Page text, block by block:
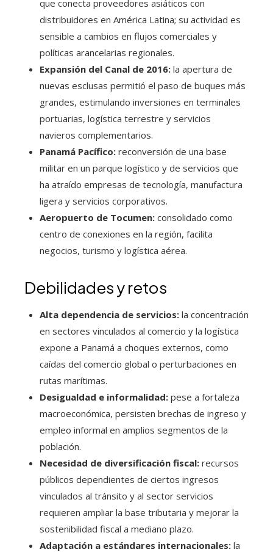
que conecta proveedores asiáticos con
distribuidores en América Latina; su actividad es
sensible a cambios en flujos comerciales y
políticas arancelarias regionales.
Expansión del Canal de 2016: la apertura de
nuevas esclusas permitió el paso de buques más
grandes, estimulando inversiones en terminales
portuarias, logística terrestre y servicios
navieros complementarios.
Panamá Pacífico: reconversión de una base
militar en un parque logístico y de servicios que
ha atraído empresas de tecnología, manufactura
ligera y servicios corporativos.
Aeropuerto de Tocumen: consolidado como
centro de conexiones en la región, facilita
negocios, turismo y logística aérea.
Debilidades y retos
Alta dependencia de servicios: la concentración
en sectores vinculados al comercio y la logística
expone a Panamá a choques externos, como
caídas del comercio global o perturbaciones en
rutas marítimas.
Desigualdad e informalidad: pese a fortaleza
macroeconómica, persisten brechas de ingreso y
empleo informal en amplios segmentos de la
población.
Necesidad de diversificación fiscal: recursos
públicos dependientes de ciertos ingresos
vinculados al tránsito y al sector servicios
requieren ampliar la base tributaria y mejorar la
sostenibilidad fiscal a mediano plazo.
Adaptación a estándares internacionales: la